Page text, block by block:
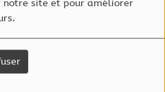
notre site et pour améliorer